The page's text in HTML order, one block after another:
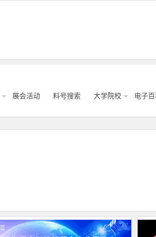
展会活动 料号搜索 大学院校 电子